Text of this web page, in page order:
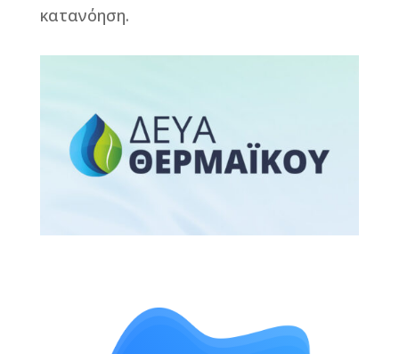
κατανόηση.